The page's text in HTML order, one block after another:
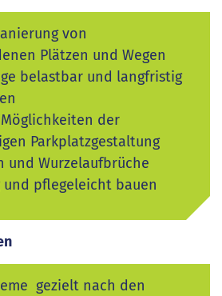
von
Plätzen und Wegen
belastbar und langfristig
der
Parkplatzgestaltung
und Wurzelaufbrüche
und pflegeleicht bauen
gezielt nach den